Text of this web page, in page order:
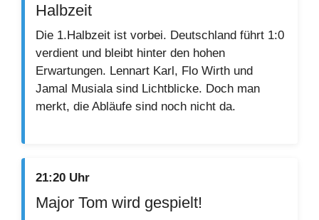
Halbzeit
Die 1.Halbzeit ist vorbei. Deutschland führt 1:0
verdient und bleibt hinter den hohen
Erwartungen. Lennart Karl, Flo Wirth und
Jamal Musiala sind Lichtblicke. Doch man
merkt, die Abläufe sind noch nicht da.
21:20 Uhr
Major Tom wird gespielt!